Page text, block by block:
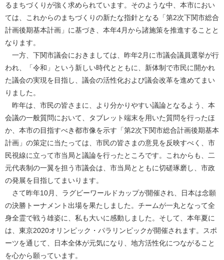
るまちづくりが強く求められています。そのような中、本市におい
ては、これからのまちづくりの新たな指針となる「第2次下関市総合
計画後期基本計画」に基づき、本年4月から諸施策を推進することと
なります。
一方、下関市議会におきましては、昨年2月に市議会議員選挙が行
われ、「令和」という新しい時代とともに、新体制で市民に開かれ
た議会の実現を目指し、議会の活性化および議会改革を進めてまい
りました。
昨年は、市民の皆さまに、より分かりやすい議論となるよう、本
会議の一般質問において、タブレット端末を用いた質問を行ったほ
か、本市の目指すべき都市像を示す「第2次下関市総合計画後期基本
計画」の策定に当たっては、市民の皆さまの意見を反映すべく、市
民視線に立って市当局と議論を行ったところです。これからも、二
元代表制の一翼を担う市議会は、市当局とともに切磋琢磨し、市政
の発展を目指してまいります。
さて昨年10月、ラグビーワールドカップが開催され、日本は念願
の決勝トーナメント出場を果たしました。チームが一丸となって全
身全霊で戦う雄姿に、私も大いに感動しました。そして、本年夏に
は、東京2020オリンピック・パラリンピックが開催されます。スポ
ーツを通じて、日本全体が元気になり、地方活性化につながること
を心から願っています。